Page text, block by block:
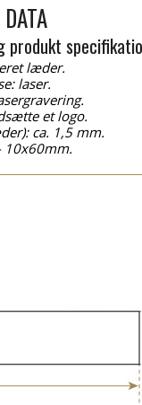
produkt
læder.
laser.
et logo.
ca. 1,5 mm.
10x60mm.